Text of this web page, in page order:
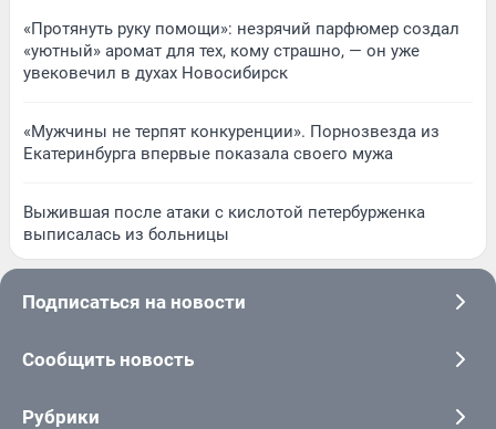
«Протянуть руку помощи»: незрячий парфюмер создал
«уютный» аромат для тех, кому страшно, — он уже
увековечил в духах Новосибирск
«Мужчины не терпят конкуренции». Порнозвезда из
Екатеринбурга впервые показала своего мужа
Выжившая после атаки с кислотой петербурженка
выписалась из больницы
Подписаться на новости
Сообщить новость
Рубрики